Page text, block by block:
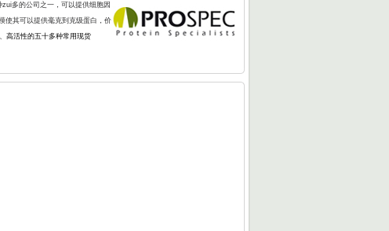
多的公司之一，可以提供细胞因
使其可以提供毫克到克级蛋白，价
高活性的五十多种常用现货